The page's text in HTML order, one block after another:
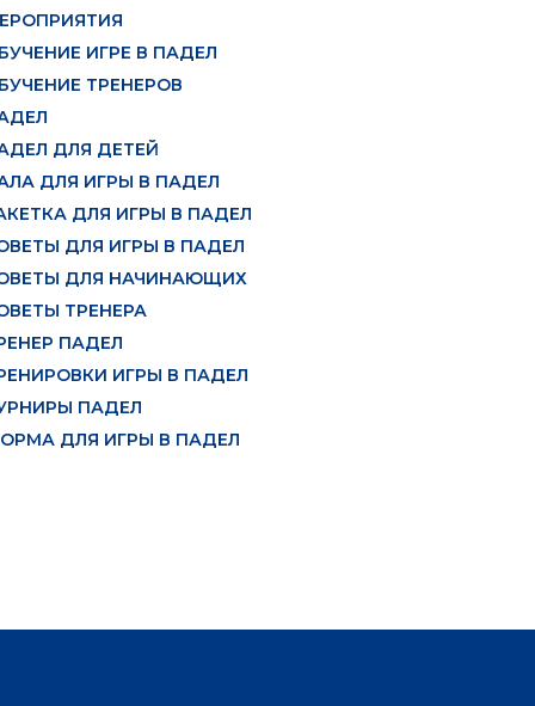
ИГРЕ В ПАДЕЛ
ТРЕНЕРОВ
ДЛЯ ДЕТЕЙ
ДЛЯ ИГРЫ В ПАДЕЛ
ДЛЯ ИГРЫ В ПАДЕЛ
ДЛЯ ИГРЫ В ПАДЕЛ
ДЛЯ НАЧИНАЮЩИХ
ТРЕНЕРА
ПАДЕЛ
ИГРЫ В ПАДЕЛ
ПАДЕЛ
ДЛЯ ИГРЫ В ПАДЕЛ